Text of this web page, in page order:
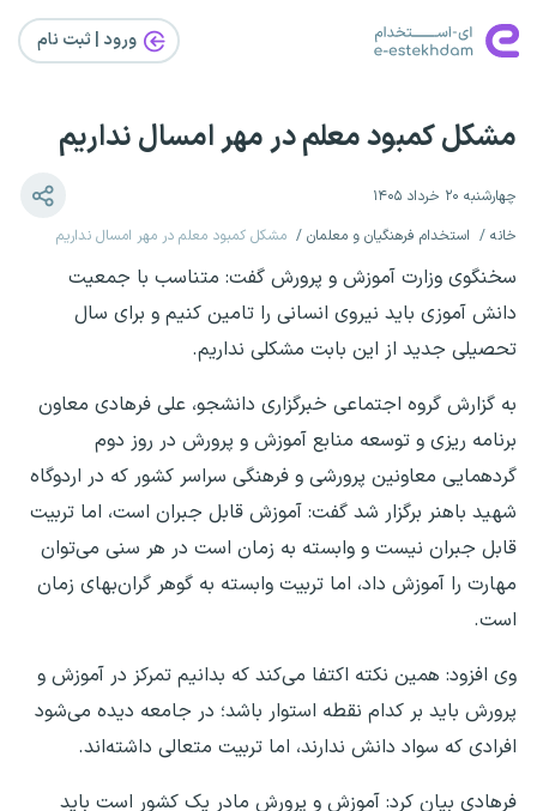
ورود | ثبت‌ نام
مشکل کمبود معلم در مهر امسال نداریم
چهارشنبه ۲۰ خرداد ۱۴۰۵
خانه
استخدام فرهنگیان و معلمان مشکل کمبود معلم در مهر امسال نداریم
سخنگوی وزارت آموزش و پرورش گفت: متناسب با جمعیت
دانش آموزی باید نیروی انسانی را تامین کنیم و برای سال
تحصیلی جدید از این بابت مشکلی نداریم.
به گزارش گروه اجتماعی خبرگزاری دانشجو، علی فرهادی معاون
برنامه ریزی و توسعه منابع آموزش و پرورش در روز دوم
گردهمایی معاونین پرورشی و فرهنگی سراسر کشور که در اردوگاه
شهید باهنر برگزار شد گفت: آموزش قابل جبران است، اما تربیت
قابل جبران نیست و وابسته به زمان است در هر سنی می‌توان
مهارت را آموزش داد، اما تربیت وابسته به گوهر گران‌بهای زمان
است.
وی افزود: همین نکته اکتفا می‌کند که بدانیم تمرکز در آموزش و
پرورش باید بر کدام نقطه استوار باشد؛ در جامعه دیده می‌شود
افرادی که سواد دانش ندارند، اما تربیت متعالی داشته‌اند.
فرهادی بیان کرد: آموزش و پرورش مادر یک کشور است باید